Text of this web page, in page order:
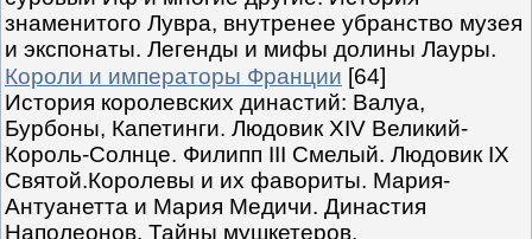
знаменитого Лувра, внутренее убранство музея
и экспонаты. Легенды и мифы долины Лауры.
Короли и императоры Франции [64]
История королевских династий: Валуа,
Бурбоны, Капетинги. Людовик XIV Великий-
Король-Солнце. Филипп III Смелый. Людовик IX
Святой.Королевы и их фавориты. Мария-
Антуанетта и Мария Медичи. Династия
Наполеонов. Тайны мушкетеров.